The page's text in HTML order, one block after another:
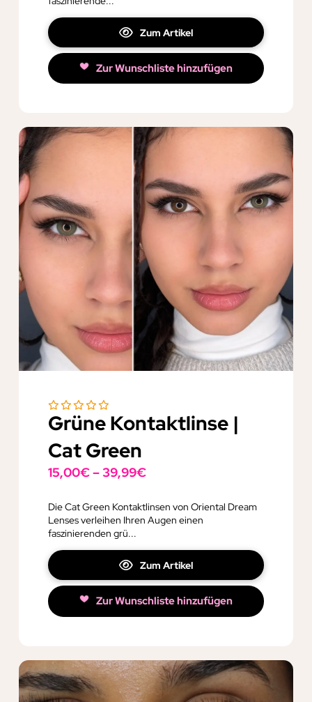
Zum Artikel
Zur Wunschliste hinzufügen
Grüne Kontaktlinse |
Cat Green
15,00€–39,99€
Die Cat Green Kontaktlinsen von Oriental Dream
Lenses verleihen Ihren Augen einen
faszinierenden grü...
Zum Artikel
Zur Wunschliste hinzufügen